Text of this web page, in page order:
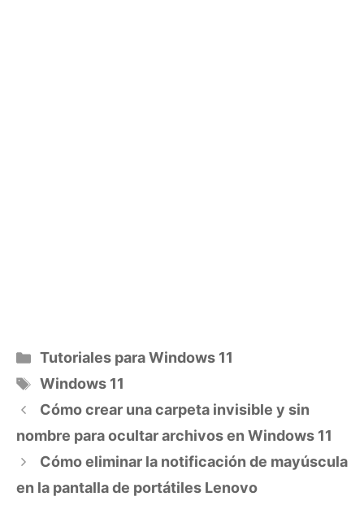
Categorías
Tutoriales para Windows 11
Etiquetas
Windows 11
Cómo crear una carpeta invisible y sin
nombre para ocultar archivos en Windows 11
Cómo eliminar la notificación de mayúscula
en la pantalla de portátiles Lenovo